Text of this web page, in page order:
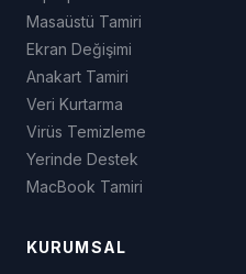
Masaüstü Tamiri
Ekran Değişimi
Anakart Tamiri
Veri Kurtarma
Virüs Temizleme
Yerinde Destek
MacBook Tamiri
KURUMSAL